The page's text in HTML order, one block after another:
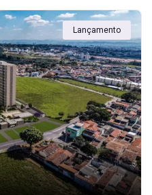
Lançamento